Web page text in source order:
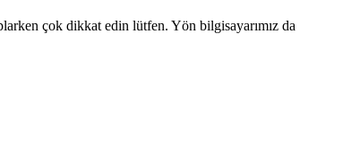
çok dikkat edin lütfen. Yön bilgisayarımız da